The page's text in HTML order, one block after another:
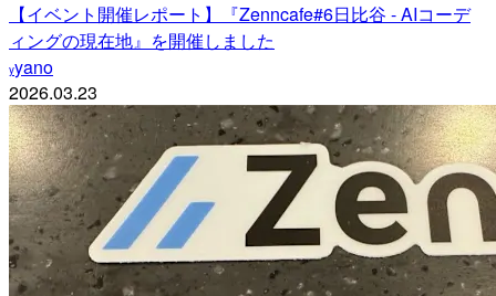
【イベント開催レポート】『Zenncafe#6日比谷 - AIコーデ
ィングの現在地』を開催しました
yyano
2026.03.23